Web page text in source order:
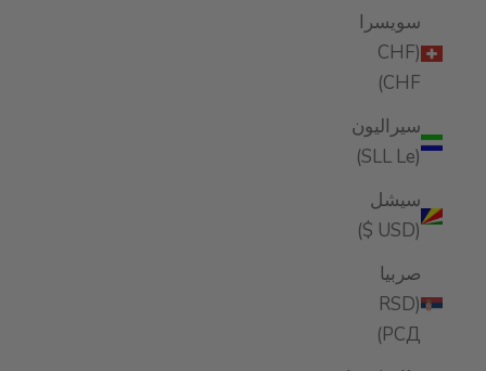
سويسرا
(CHF
CHF)
سيراليون
(SLL Le)
سيشل
(USD $)
صربيا
(RSD
РСД)